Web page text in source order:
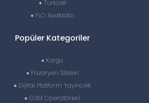
Turkcell
FLO Ayakkabı
Popüler Kategoriler
Kargo
Pazaryeri Siteleri
Dijital Platform Yayıncılık
GSM Operatörleri